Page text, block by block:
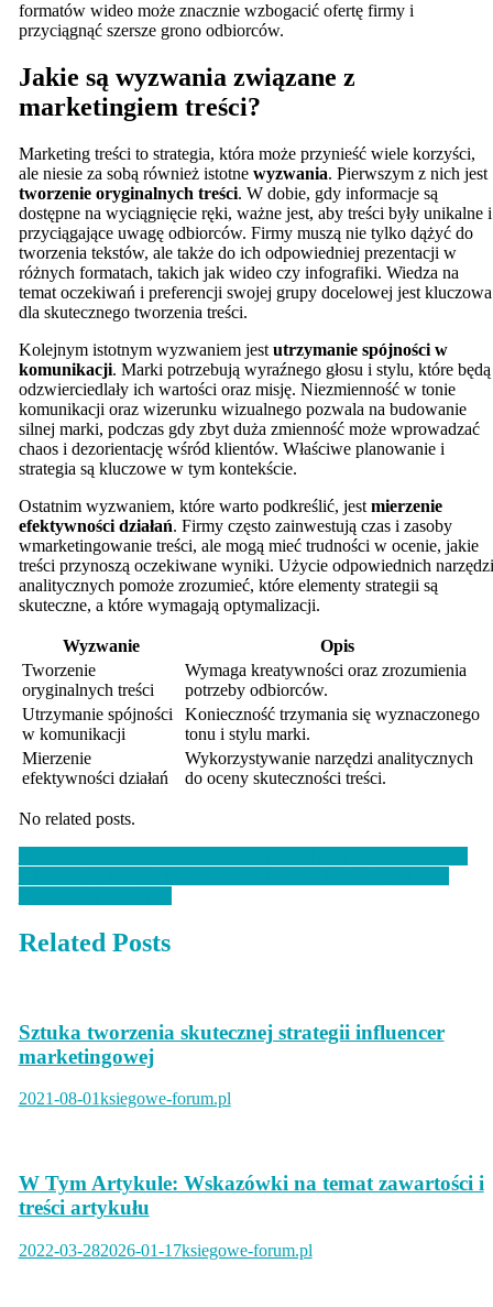
formatów wideo może znacznie wzbogacić ofertę firmy i
przyciągnąć szersze grono odbiorców.
Jakie są wyzwania związane z
marketingiem treści?
Marketing treści to strategia, która może przynieść wiele korzyści,
ale niesie za sobą również istotne wyzwania. Pierwszym z nich jest
tworzenie oryginalnych treści. W dobie, gdy informacje są
dostępne na wyciągnięcie ręki, ważne jest, aby treści były unikalne i
przyciągające uwagę odbiorców. Firmy muszą nie tylko dążyć do
tworzenia tekstów, ale także do ich odpowiedniej prezentacji w
różnych formatach, takich jak wideo czy infografiki. Wiedza na
temat oczekiwań i preferencji swojej grupy docelowej jest kluczowa
dla skutecznego tworzenia treści.
Kolejnym istotnym wyzwaniem jest utrzymanie spójności w
komunikacji. Marki potrzebują wyraźnego głosu i stylu, które będą
odzwierciedlały ich wartości oraz misję. Niezmienność w tonie
komunikacji oraz wizerunku wizualnego pozwala na budowanie
silnej marki, podczas gdy zbyt duża zmienność może wprowadzać
chaos i dezorientację wśród klientów. Właściwe planowanie i
strategia są kluczowe w tym kontekście.
Ostatnim wyzwaniem, które warto podkreślić, jest mierzenie
efektywności działań. Firmy często zainwestują czas i zasoby
wmarketingowanie treści, ale mogą mieć trudności w ocenie, jakie
treści przynoszą oczekiwane wyniki. Użycie odpowiednich narzędzi
analitycznych pomoże zrozumieć, które elementy strategii są
skuteczne, a które wymagają optymalizacji.
Wyzwanie
Opis
Tworzenie
oryginalnych treści
Wymaga kreatywności oraz zrozumienia
potrzeby odbiorców.
Utrzymanie spójności
w komunikacji
Konieczność trzymania się wyznaczonego
tonu i stylu marki.
Mierzenie
efektywności działań
Wykorzystywanie narzędzi analitycznych
do oceny skuteczności treści.
No related posts.
Nawigacja
wpisu
Related Posts
Sztuka tworzenia skutecznej strategii influencer
marketingowej
2021-08-01ksiegowe-forum.pl
W Tym Artykule: Wskazówki na temat zawartości i
treści artykułu
2022-03-282026-01-17ksiegowe-forum.pl